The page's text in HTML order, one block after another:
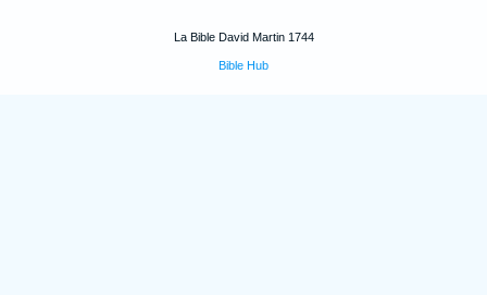
La Bible David Martin 1744
Bible Hub